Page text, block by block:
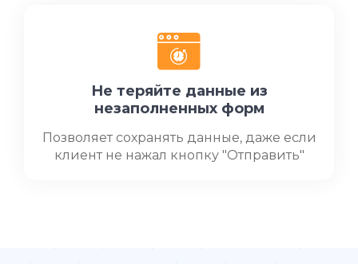
Не теряйте данные из
незаполненных форм
Позволяет сохранять данные, даже если
клиент не нажал кнопку "Отправить"